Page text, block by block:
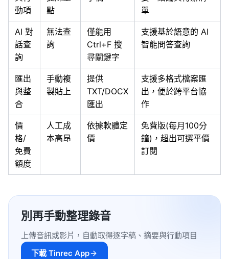
動項
點
單
AI 對
話查
詢
無法查
詢
僅能用
Ctrl+F 搜
尋關鍵字
支援基於語意的 AI
智能問答查詢
匯出
與整
合
手動複
製貼上
提供
TXT/DOCX
匯出
支援多格式檔案匯
出，便於跨平台協
作
價
格/
免費
額度
人工成
本高昂
依據軟體定
價
免費版(每月100分
鐘)，超出可選平價
訂閱
別再手動整理錄音
上傳音訊或影片，自動取得逐字稿、摘要與行動項目
下載 Tinrec App